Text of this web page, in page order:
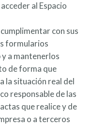
al Espacio
con sus
formularios
y a mantenerlos
de forma que
la situación real del
responsable de las
que realice y de
o a terceros